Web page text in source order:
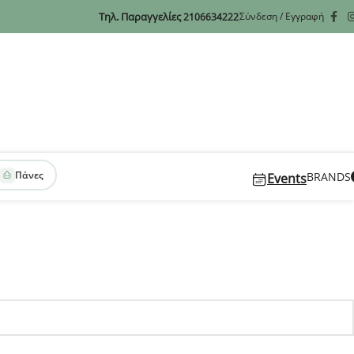
Τηλ. Παραγγελίες2106634222Σύνδεση / Εγγραφή
Πάνες EventsBRANDS